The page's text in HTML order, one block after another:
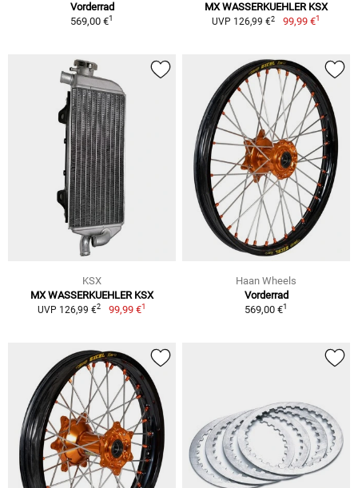
Vorderrad
569,00 €1
MX WASSERKUEHLER KSX
UVP 126,99 €2 99,99 €1
KSX
MX WASSERKUEHLER KSX
UVP 126,99 €2 99,99 €1
Haan Wheels
Vorderrad
569,00 €1